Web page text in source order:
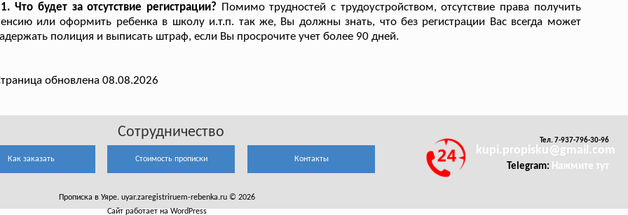
Что будет за отсутствие регистрации? Помимо трудностей с трудоустройством, отсутствие права получить
или оформить ребенка в школу и.т.п. так же, Вы должны знать, что без регистрации Вас всегда может
полиция и выписать штраф, если Вы просрочите учет более 90 дней.
обновлена 08.08.2026
Сотрудничество
Как заказать Стоимость прописки Контакты
Тел. 7-937-796-30-96
kupi.propisku@gmail.com
Telegram: Нажмите тут
Прописка в Уяре. uyar.zaregistriruem-rebenka.ru © 2026
Сайт работает на WordPress